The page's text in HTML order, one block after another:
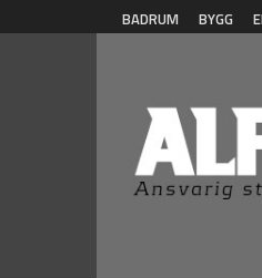
Hoppa till huvudinnehåll
BADRUM BYGG